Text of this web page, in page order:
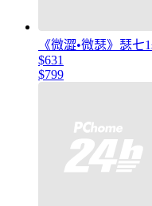
《微澀•微瑟》瑟七
$631
$799